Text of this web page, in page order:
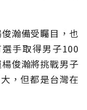
瀚備受矚目，也
手取得男子100
俊瀚將挑戰男子
，但都是台灣在